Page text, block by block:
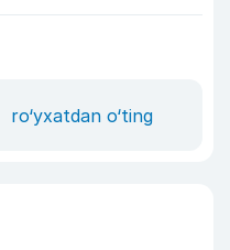
ro‘yxatdan o‘ting